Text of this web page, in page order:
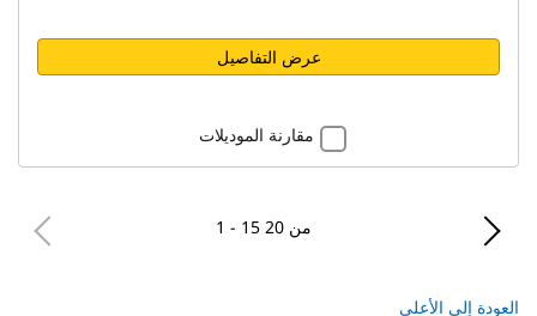
عرض التفاصيل
مقارنة الموديلات
1 - 15 من 20
العودة إلى الأعلى